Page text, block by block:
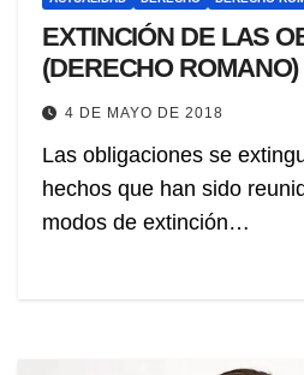
EXTINCIÓN DE LAS
(DERECHO ROMANO)
4 DE MAYO DE 2018
Las obligaciones se
hechos que han sido
modos de extinción…